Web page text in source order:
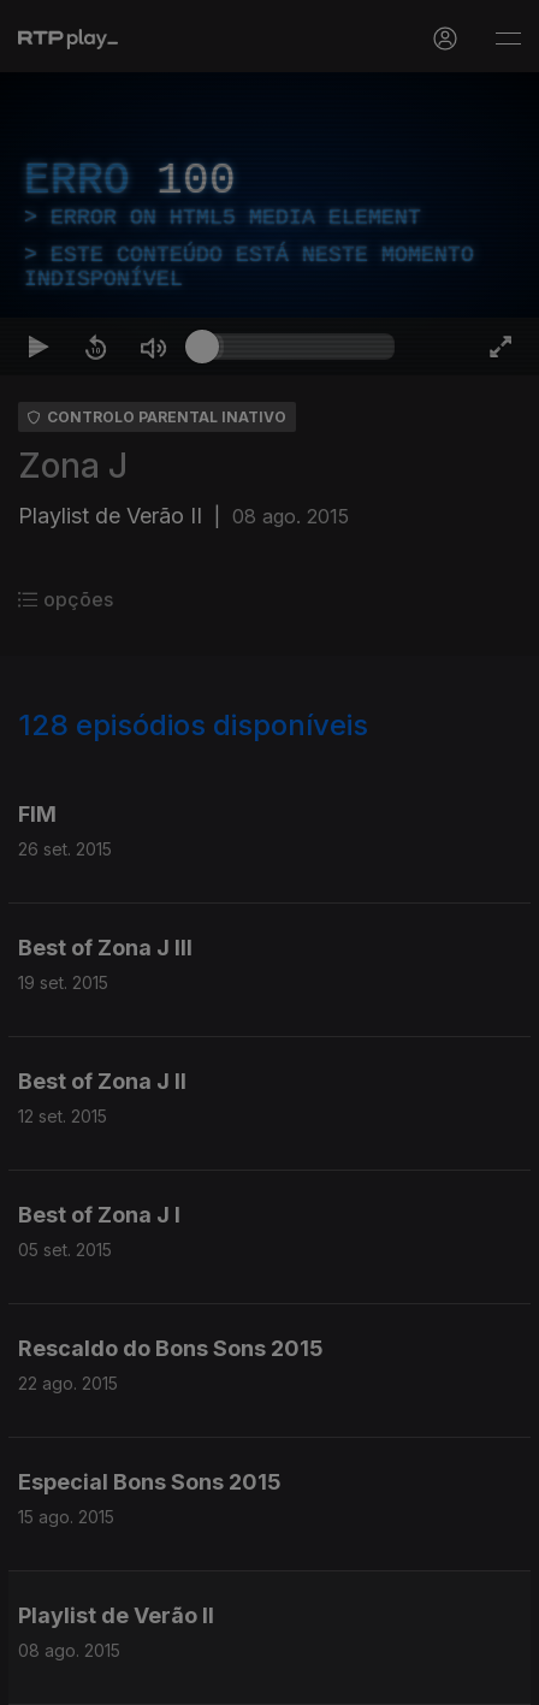
ERRO 100
ERROR ON HTML5 MEDIA ELEMENT
ESTE CONTEÚDO ESTÁ NESTE MOMENTO
INDISPONÍVEL
CONTROLO PARENTAL INATIVO
Zona J
Playlist de Verão II 08 ago. 2015
opções
128 episódios disponíveis
FIM
26 set. 2015
Best of Zona J III
19 set. 2015
Best of Zona J II
12 set. 2015
Best of Zona J I
05 set. 2015
Rescaldo do Bons Sons 2015
22 ago. 2015
Especial Bons Sons 2015
15 ago. 2015
Playlist de Verão II
08 ago. 2015